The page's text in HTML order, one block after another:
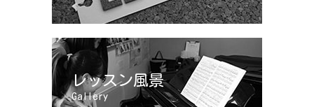
レッスン風景
Gallery